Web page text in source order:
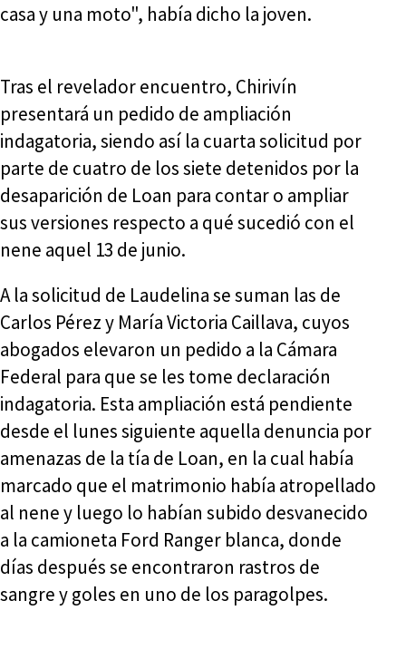
casa y una moto", había dicho la joven.
Tras el revelador encuentro, Chirivín
presentará un pedido de ampliación
indagatoria, siendo así la cuarta solicitud por
parte de cuatro de los siete detenidos por la
desaparición de Loan para contar o ampliar
sus versiones respecto a qué sucedió con el
nene aquel 13 de junio.
A la solicitud de Laudelina se suman las de
Carlos Pérez y María Victoria Caillava, cuyos
abogados elevaron un pedido a la Cámara
Federal para que se les tome declaración
indagatoria. Esta ampliación está pendiente
desde el lunes siguiente aquella denuncia por
amenazas de la tía de Loan, en la cual había
marcado que el matrimonio había atropellado
al nene y luego lo habían subido desvanecido
a la camioneta Ford Ranger blanca, donde
días después se encontraron rastros de
sangre y goles en uno de los paragolpes.